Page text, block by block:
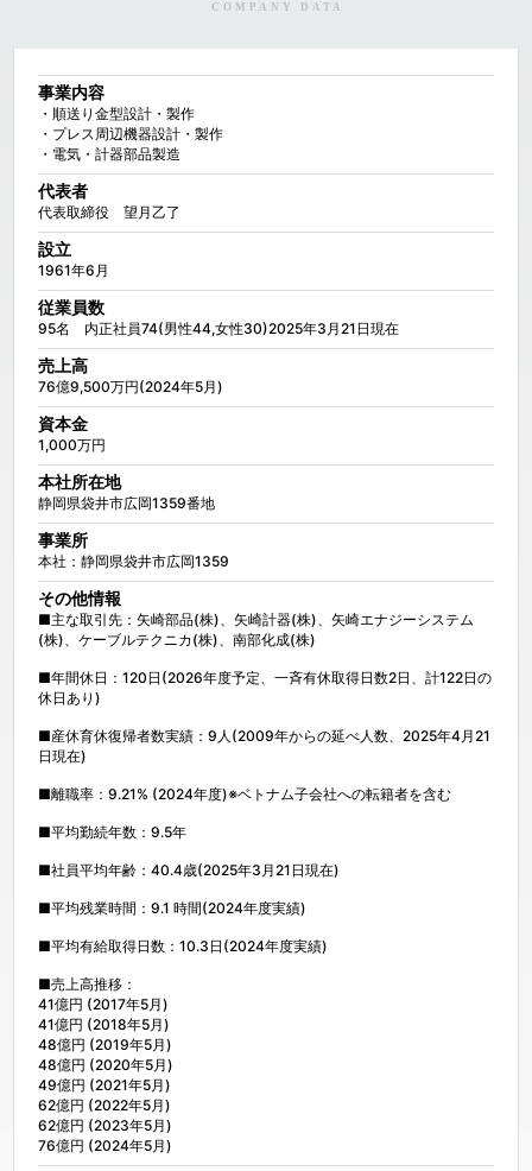
COMPANY DATA
事業内容
・順送り金型設計・製作
・プレス周辺機器設計・製作
・電気・計器部品製造
代表者
代表取締役　望月乙了
設立
1961年6月
従業員数
95名　内正社員74(男性44,女性30)2025年3月21日現在
売上高
76億9,500万円(2024年5月)
資本金
1,000万円
本社所在地
静岡県袋井市広岡1359番地
事業所
本社：静岡県袋井市広岡1359
その他情報
■主な取引先：矢崎部品(株)、矢崎計器(株)、矢崎エナジーシステム
(株)、ケーブルテクニカ(株)、南部化成(株)
■年間休日：120日(2026年度予定、一斉有休取得日数2日、計122日の
休日あり)
■産休育休復帰者数実績：9人(2009年からの延べ人数、2025年4月21
日現在)
■離職率：9.21% (2024年度)※ベトナム子会社への転籍者を含む
■平均勤続年数：9.5年
■社員平均年齢：40.4歳(2025年3月21日現在)
■平均残業時間：9.1 時間(2024年度実績)
■平均有給取得日数：10.3日(2024年度実績)
■売上高推移：
41億円 (2017年5月)
41億円 (2018年5月)
48億円 (2019年5月)
48億円 (2020年5月)
49億円 (2021年5月)
62億円 (2022年5月)
62億円 (2023年5月)
76億円 (2024年5月)